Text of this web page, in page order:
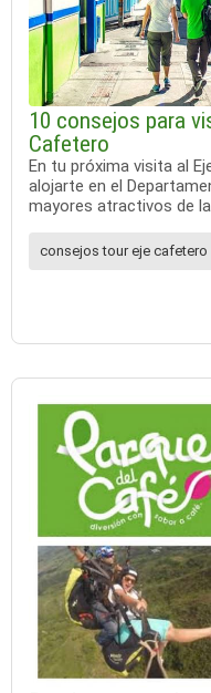
10 consejos para
Cafetero
En tu próxima visita al
alojarte en el
mayores atractivos de la
consejos tour eje cafetero